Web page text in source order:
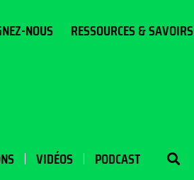
NOUS RESSOURCES & SAVOIRS
VIDÉOS PODCAST